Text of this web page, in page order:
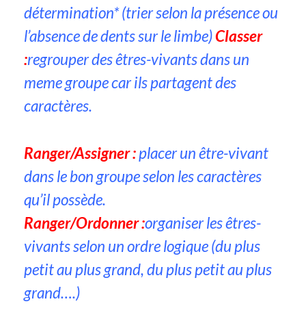
détermination* (trier selon la présence ou
l’absence de dents sur le limbe)Classer
:regrouper des êtres-vivants dans un
meme groupe car ils partagent des
caractères.
Ranger/Assigner :placer un être-vivant
dans le bon groupe selon les caractères
qu’il possède.
Ranger/Ordonner :organiser les êtres-
vivants selon un ordre logique (du plus
petit au plus grand, du plus petit au plus
grand….)